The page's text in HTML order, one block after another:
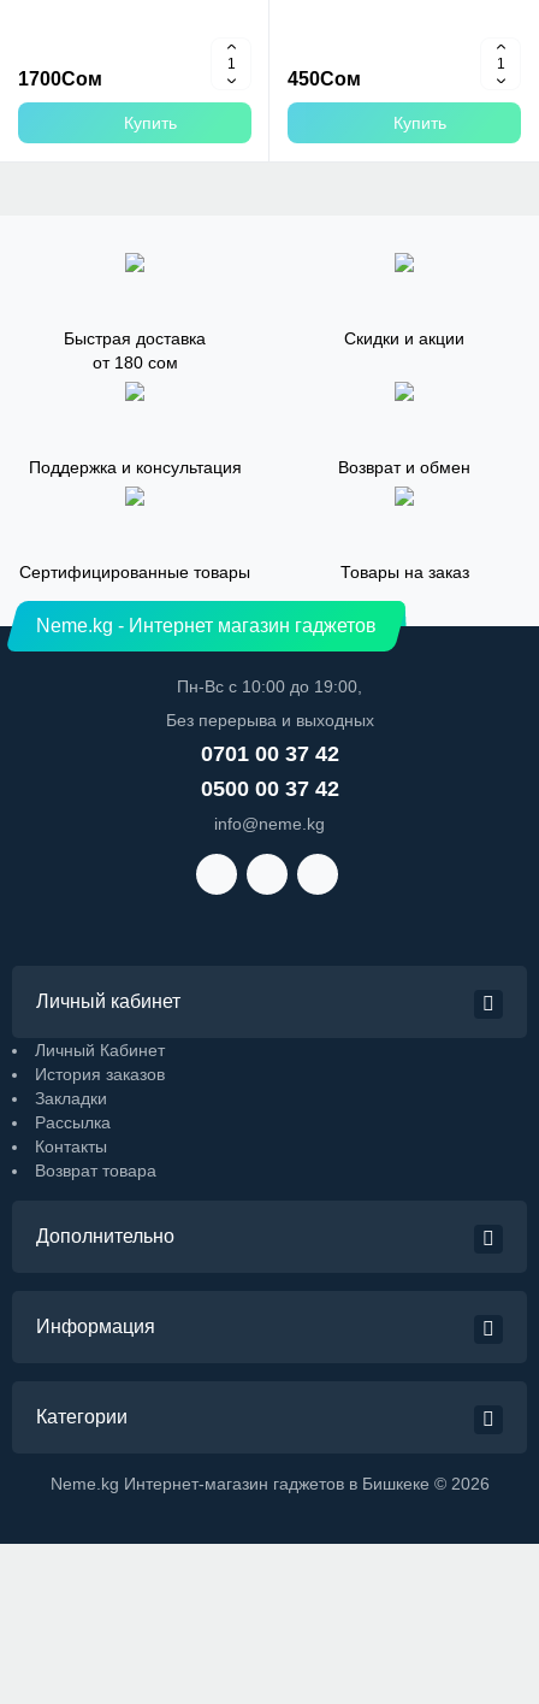
1700Сом
Купить
450Сом
Купить
Быстрая доставка
от 180 сом
Скидки и акции
Поддержка и консультация Возврат и обмен
Сертифицированные товары Товары на заказ
Neme.kg - Интернет магазин гаджетов
Пн-Вс с 10:00 до 19:00,
Без перерыва и выходных
0701 00 37 42
0500 00 37 42
info@neme.kg
Личный кабинет
Личный Кабинет
История заказов
Закладки
Рассылка
Контакты
Возврат товара
Дополнительно
Информация
Категории
Neme.kg Интернет-магазин гаджетов в Бишкеке © 2026